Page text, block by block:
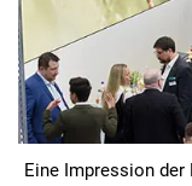
Eine Impression der